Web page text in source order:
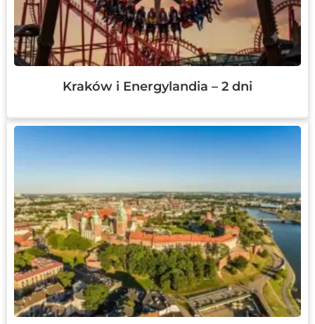
Kraków i Energylandia – 2 dni